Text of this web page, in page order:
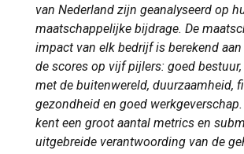
van Nederland zijn geanalyseerd op
maatschappelijke bijdrage. De
impact van elk bedrijf is berekend
de scores op vijf pijlers: goed
met de buitenwereld, duurzaamheid,
gezondheid en goed
kent een groot aantal metrics en
uitgebreide verantwoording van de